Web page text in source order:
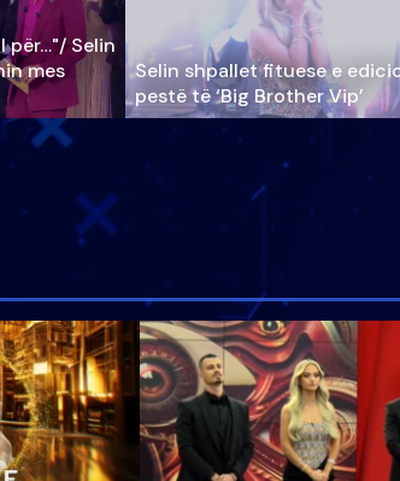
për…"/ Selin
mes
Selin shpallet fituese e
pestë të ‘Big Brother Vip’